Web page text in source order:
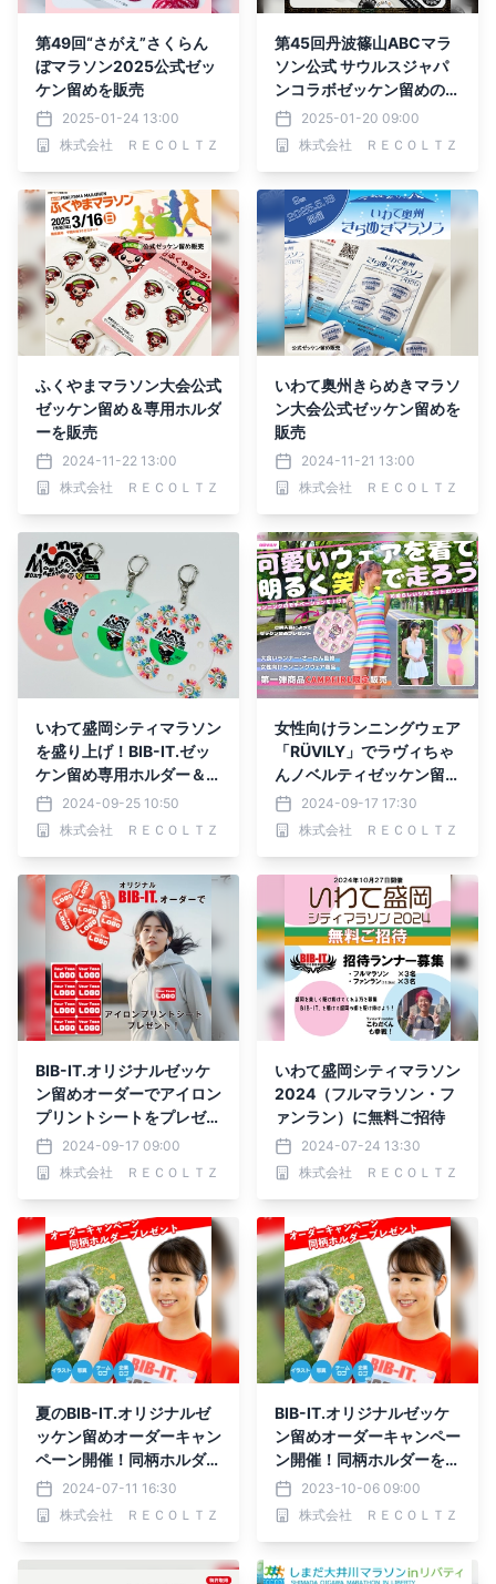
第49回“さがえ”さくらん
ぼマラソン2025公式ゼッ
ケン留めを販売
2025-01-24 13:00
株式会社 ＲＥＣＯＬＴＺ
第45回丹波篠山ABCマラ
ソン公式 サウルスジャパ
ンコラボゼッケン留めの販
売を開始2025-01-20 09:00
株式会社 ＲＥＣＯＬＴＺ
ふくやまマラソン大会公式
ゼッケン留め＆専用ホルダ
ーを販売
2024-11-22 13:00
株式会社 ＲＥＣＯＬＴＺ
いわて奥州きらめきマラソ
ン大会公式ゼッケン留めを
販売
2024-11-21 13:00
株式会社 ＲＥＣＯＬＴＺ
いわて盛岡シティマラソン
を盛り上げ！BIB-IT.ゼッ
ケン留め専用ホルダー＆T
シャツを販売
2024-09-25 10:50
株式会社 ＲＥＣＯＬＴＺ
女性向けランニングウェア
「RÜVILY」でラヴィちゃ
んノベルティゼッケン留め
をプレゼント
2024-09-17 17:30
株式会社 ＲＥＣＯＬＴＺ
BIB-IT.オリジナルゼッケ
ン留めオーダーでアイロン
プリントシートをプレゼン
ト！2024-09-17 09:00
株式会社 ＲＥＣＯＬＴＺ
いわて盛岡シティマラソン
2024（フルマラソン・フ
ァンラン）に無料ご招待
2024-07-24 13:30
株式会社 ＲＥＣＯＬＴＺ
夏のBIB-IT.オリジナルゼ
ッケン留めオーダーキャン
ペーン開催！同柄ホルダー
をプレゼント
2024-07-11 16:30
株式会社 ＲＥＣＯＬＴＺ
BIB-IT.オリジナルゼッケ
ン留めオーダーキャンペー
ン開催！同柄ホルダーをプ
レゼント2023-10-06 09:00
株式会社 ＲＥＣＯＬＴＺ